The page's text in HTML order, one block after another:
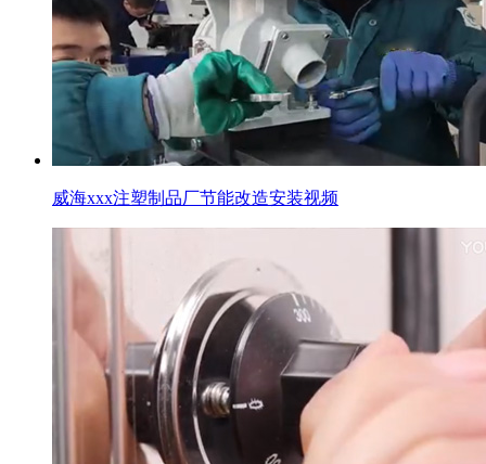
威海xxx注塑制品厂节能改造安装视频